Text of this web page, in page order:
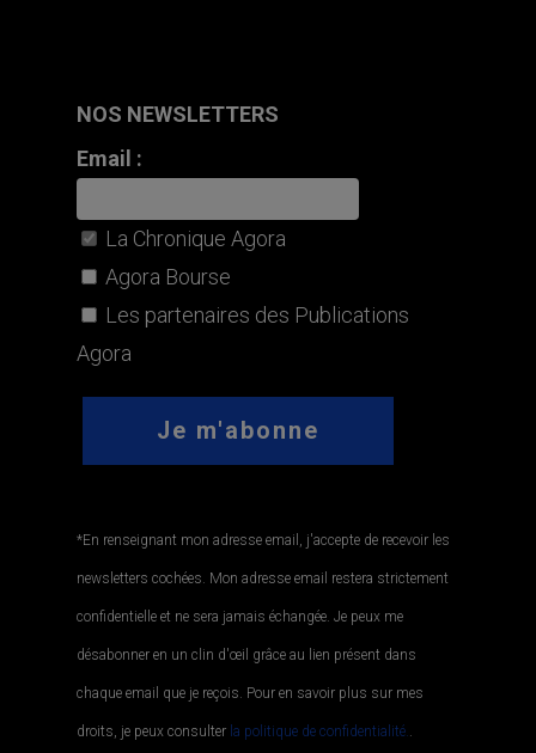
NOS NEWSLETTERS
Email :
La Chronique Agora
Agora Bourse
Les partenaires des Publications
Agora
*En renseignant mon adresse email, j'accepte de recevoir les
newsletters cochées. Mon adresse email restera strictement
confidentielle et ne sera jamais échangée. Je peux me
désabonner en un clin d'œil grâce au lien présent dans
chaque email que je reçois. Pour en savoir plus sur mes
droits, je peux consulter la politique de confidentialité.